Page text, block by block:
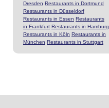
Dresden Restaurants in Dortmund
Restaurants in Düsseldorf
Restaurants in Essen Restaurants
in Frankfurt Restaurants in Hamburg
Restaurants in Köln Restaurants in
München Restaurants in Stuttgart